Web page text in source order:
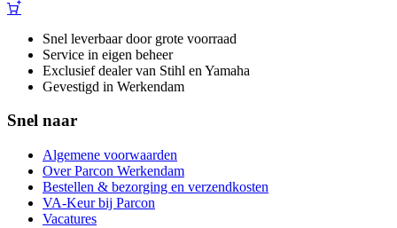
Snel leverbaar door grote voorraad
Service in eigen beheer
Exclusief dealer van Stihl en Yamaha
Gevestigd in Werkendam
Snel naar
Algemene voorwaarden
Over Parcon Werkendam
Bestellen & bezorging en verzendkosten
VA-Keur bij Parcon
Vacatures